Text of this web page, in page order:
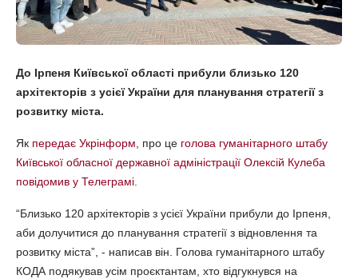
До Ірпеня Київської області прибули близько 120
архітекторів з усієї України для планування стратегії з
розвитку міста.
Як передає Укрінформ , про це голова гуманітарного штабу
Київської обласної державної адміністрації Олексій Кулеба
повідомив у Телеграмі
“Близько 120 архітекторів з усієї України прибули до Ірпеня,
аби долучитися до планування стратегії з відновлення та
розвитку міста”, - написав він. Голова гуманітарного штабу
КОДА подякував усім проєктантам, хто відгукнувся на